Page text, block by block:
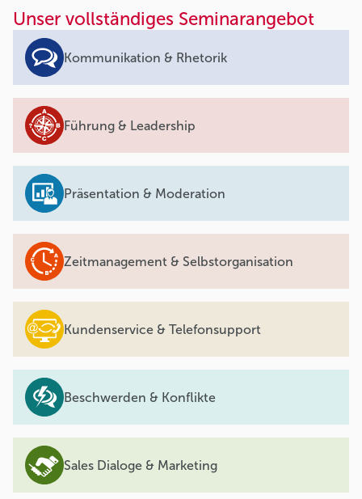
Unser vollständiges Seminarangebot
Kommunikation & Rhetorik
Führung & Leadership
Präsentation & Moderation
Zeitmanagement & Selbstorganisation
Kundenservice & Telefonsupport
Beschwerden & Konflikte
Sales Dialoge & Marketing